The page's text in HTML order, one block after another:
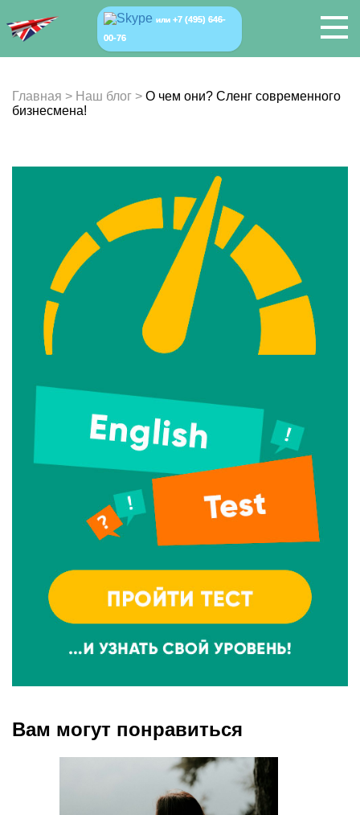
или +7 (495) 646-
00-76
Главная > Наш блог > О чем они? Сленг современного
бизнесмена!
Вам могут понравиться